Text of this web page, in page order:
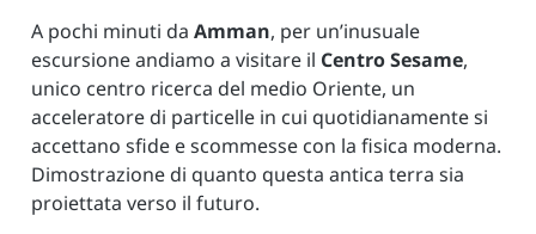
A pochi minuti da Amman, per un’inusuale
escursione andiamo a visitare il Centro Sesame,
unico centro ricerca del medio Oriente, un
acceleratore di particelle in cui quotidianamente si
accettano sfide e scommesse con la fisica moderna.
Dimostrazione di quanto questa antica terra sia
proiettata verso il futuro.